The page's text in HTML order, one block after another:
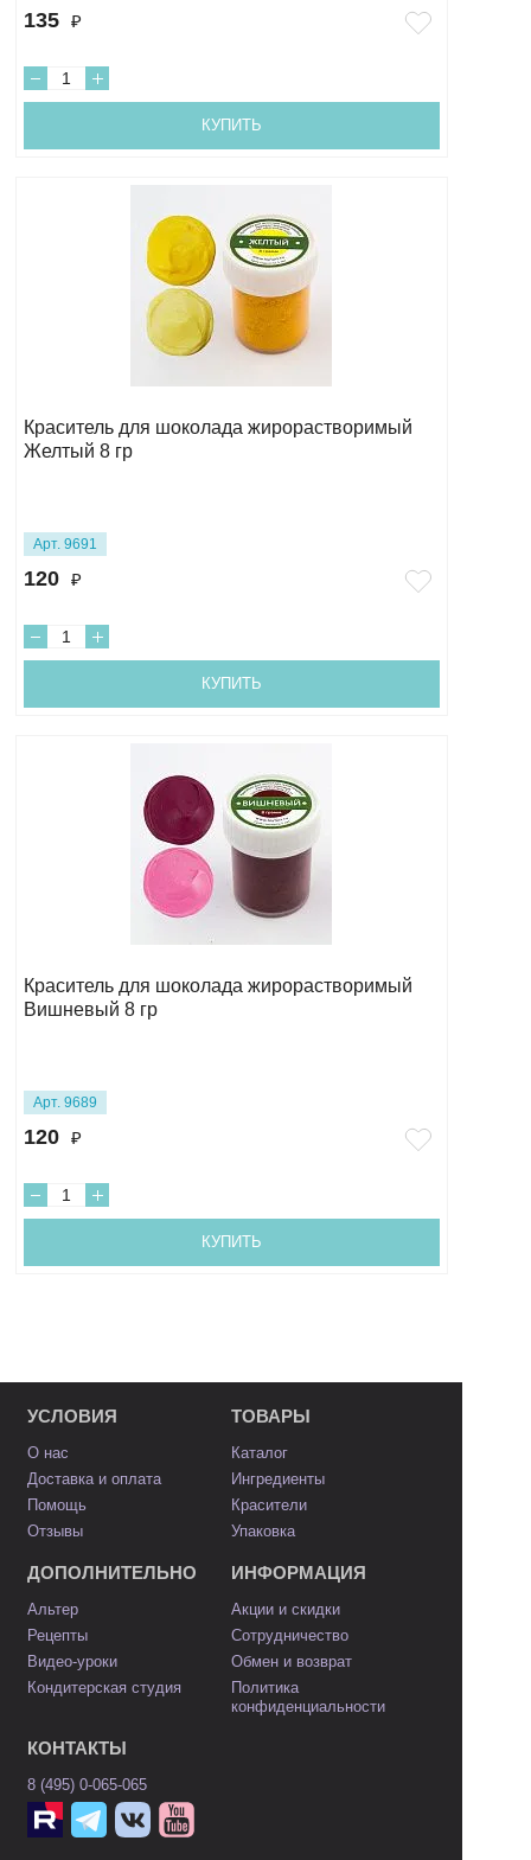
135 ₽
КУПИТЬ
Краситель для шоколада жирорастворимый
Желтый 8 гр
Арт. 9691
120 ₽
КУПИТЬ
Краситель для шоколада жирорастворимый
Вишневый 8 гр
Арт. 9689
120 ₽
КУПИТЬ
УСЛОВИЯ
О нас
Доставка и оплата
Помощь
Отзывы
ТОВАРЫ
Каталог
Ингредиенты
Красители
Упаковка
ДОПОЛНИТЕЛЬНО
Альтер
Рецепты
Видео-уроки
Кондитерская студия
ИНФОРМАЦИЯ
Акции и скидки
Сотрудничество
Обмен и возврат
Политика
конфиденциальности
КОНТАКТЫ
8 (495) 0-065-065